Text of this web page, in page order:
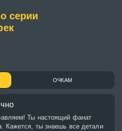
серии
ОЧКАМ
Ты настоящий фанат
Кажется, ты знаешь все детали